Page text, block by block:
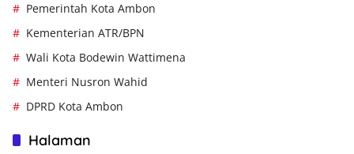
Pemerintah Kota Ambon
Kementerian ATR/BPN
Wali Kota Bodewin Wattimena
Menteri Nusron Wahid
DPRD Kota Ambon
Halaman